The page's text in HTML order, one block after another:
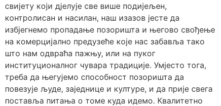
свијету који дјелује све више подијељен,
контролисан и насилан, наш изазов јесте да
избјегнемо пропадање позоришта и његово свођење
на комерцијално предузеће које нас забавља тако
што нам одвраћа пажњу, или на пуког
институционалног чувара традиције. Умјесто тога,
треба да његујемо способност позоришта да
повезује људе, заједнице и културе, и да прије свега
поставља питања о томе куда идемо. Квалитетно